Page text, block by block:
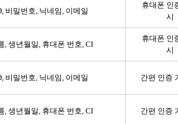
비밀번호, 닉네임, 이메일
휴대폰 인
시
, 생년월일, 휴대폰 번호, CI
휴대폰 인
시
비밀번호, 닉네임, 이메일 간편 인증
, 생년월일, 휴대폰 번호, CI 간편 인증